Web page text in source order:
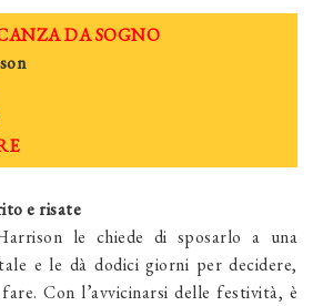
DA SOGNO
e risate
le chiede di sposarlo a una
e le dà dodici giorni per decidere,
Con l’av­vicinarsi delle festività, è